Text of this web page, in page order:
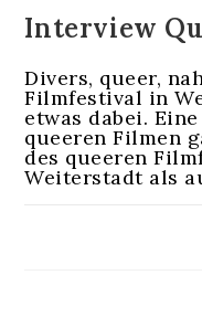
Interview
Divers, queer,
Filmfestival in
etwas dabei.
queeren Filmen
des queeren
Weiterstadt als